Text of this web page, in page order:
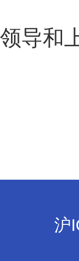
导和
沪